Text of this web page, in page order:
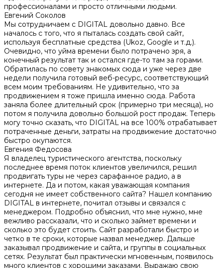
профессионалами и просто отличными людьми.
Евгений Соколов
Мы сотрудничаем с DIGITAL довольно давно. Все
началось с того, что я пыталась создать свой сайт,
используя бесплатные средства (Ukoz, Google и т.д.).
Очевидно, что уйма времени было потрачено зря, а
конечный результат так и остался где-то там за горами.
Обратилась по совету знакомых сюда и уже через две
недели получила готовый веб-ресурс, соответствующий
всем моим требованиям. Не удивительно, что за
продвижением я тоже пришла именно сюда. Работа
заняла более длительный срок (примерно три месяца), но
потом я получила довольно большой рост продаж. Теперь
могу точно сказать, что DIGITAL на все 100% отрабатывает
потраченные деньги, затраты на продвижение достаточно
быстро окупаются.
Евгения Федосова
Я владелец туристического агентства, поскольку
последнее время поток клиентов увеличился, решил
продвигать туры не через сарафанное радио, а в
интернете. Да и потом, какая уважающая компания
сегодня не имеет собственного сайта? Нашел компанию
DIGITAL в интернете, почитал отзывы и связался с
менеджером. Подробно объяснил, что мне нужно, мне
вежливо рассказали, что и сколько займет времени и
сколько это будет стоить. Сайт разработали быстро и
четко в те сроки, которые назвал менеджер. Дальше
заказывал продвижение и сайта, и группы в социальных
сетях. Результат был практически мгновенным, появилось
много клиентов с хорошими заказами. Выражаю свою